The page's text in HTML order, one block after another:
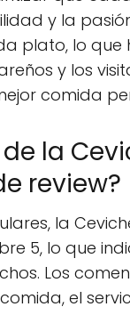
y la
plato, lo que
y los
comida
la
review?
la
5, lo que
Los
el